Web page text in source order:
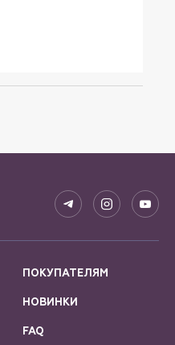
ПОКУПАТЕЛЯМ
НОВИНКИ
FAQ